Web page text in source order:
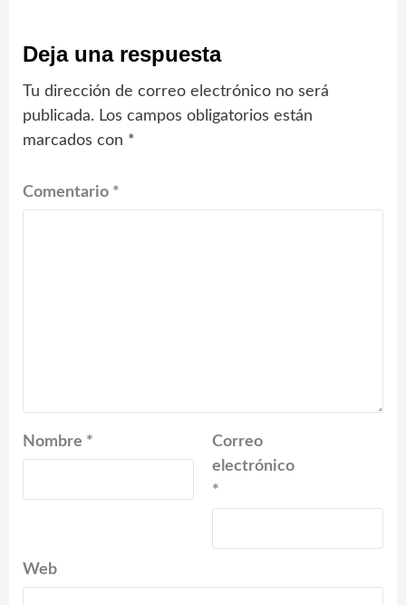
Deja una respuesta
Tu dirección de correo electrónico no será
publicada. Los campos obligatorios están
marcados con *
Comentario *
Nombre *
Correo
electrónico
*
Web